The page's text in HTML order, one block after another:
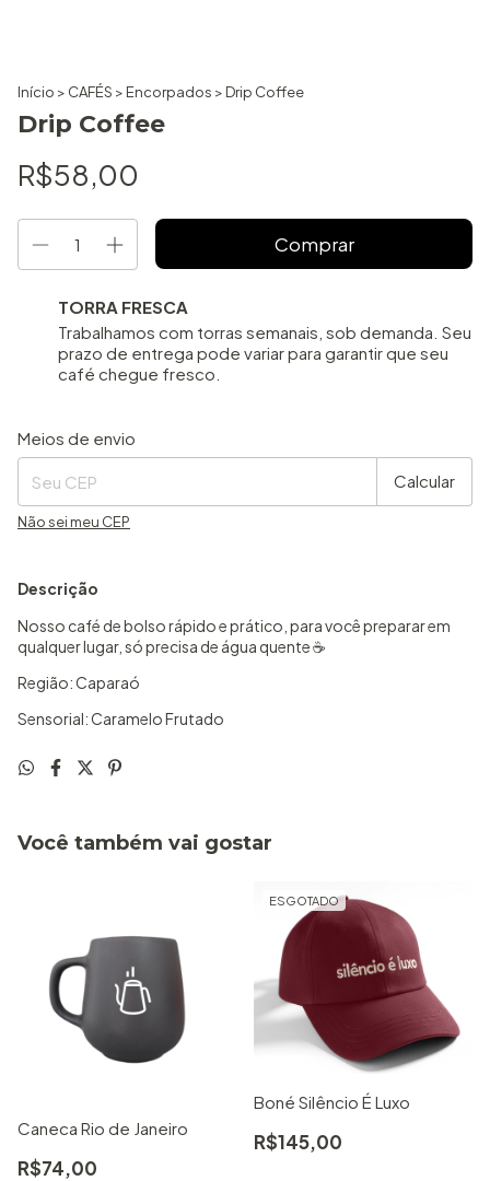
Início > CAFÉS > Encorpados > Drip Coffee
Drip Coffee
R$58,00
TORRA FRESCA
Trabalhamos com torras semanais, sob demanda. Seu
prazo de entrega pode variar para garantir que seu
café chegue fresco.
Entregas para o CEP:
Meios de envio
Calcular
Não sei meu CEP
Descrição
Nosso café de bolso rápido e prático, para você preparar em
qualquer lugar, só precisa de água quente☕
Região: Caparaó
Sensorial: Caramelo Frutado
Você também vai gostar
Caneca Rio de Janeiro
R$74,00
ESGOTADO
Boné Silêncio É Luxo
R$145,00